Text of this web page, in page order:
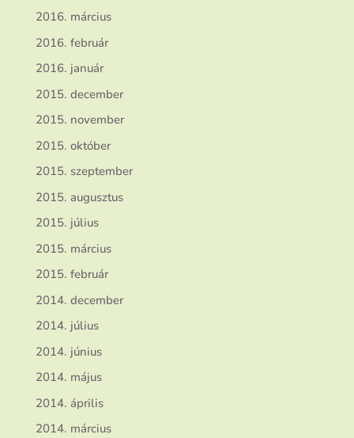
2016. március
2016. február
2016. január
2015. december
2015. november
2015. október
2015. szeptember
2015. augusztus
2015. július
2015. március
2015. február
2014. december
2014. július
2014. június
2014. május
2014. április
2014. március